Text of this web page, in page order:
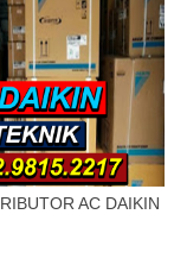
AC DAIKIN